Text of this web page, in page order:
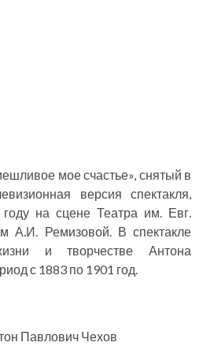
мое счастье», снятый в
версия спектакля,
на сцене Театра им. Евг.
А.И. Ремизовой. В спектакле
и творчестве Антона
с 1883 по 1901 год.
Павлович Чехов